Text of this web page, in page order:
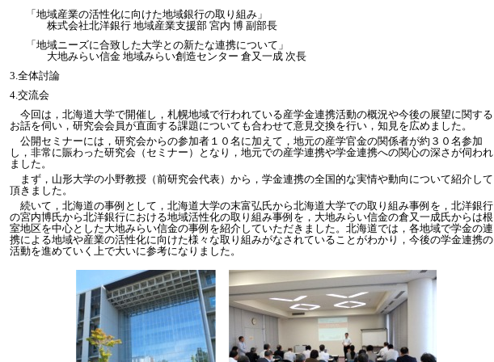
「地域産業の活性化に向けた地域銀行の取り組み」
株式会社北洋銀行 地域産業支援部 宮内 博 副部長
「地域ニーズに合致した大学との新たな連携について」
大地みらい信金 地域みらい創造センター 倉又一成 次長
3.全体討論
4.交流会
今回は，北海道大学で開催し，札幌地域で行われている産学金連携活動の概況や今後の展望に関する
お話を伺い，研究会会員が直面する課題についても合わせて意見交換を行い，知見を広めました。
公開セミナーには，研究会からの参加者１０名に加えて，地元の産学官金の関係者が約３０名参加
し，非常に賑わった研究会（セミナー）となり，地元での産学連携や学金連携への関心の深さが伺われ
ました。
まず，山形大学の小野教授（前研究会代表）から，学金連携の全国的な実情や動向について紹介して
頂きました。
続いて，北海道の事例として，北海道大学の末富弘氏から北海道大学での取り組み事例を，北洋銀行
の宮内博氏から北洋銀行における地域活性化の取り組み事例を，大地みらい信金の倉又一成氏からは根
室地区を中心とした大地みらい信金の事例を紹介していただきました。北海道では，各地域で学金の連
携による地域や産業の活性化に向けた様々な取り組みがなされていることがわかり，今後の学金連携の
活動を進めていく上で大いに参考になりました。